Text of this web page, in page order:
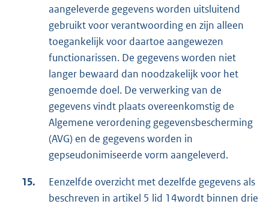
aangeleverde gegevens worden uitsluitend
gebruikt voor verantwoording en zijn alleen
toegankelijk voor daartoe aangewezen
functionarissen. De gegevens worden niet
langer bewaard dan noodzakelijk voor het
genoemde doel. De verwerking van de
gegevens vindt plaats overeenkomstig de
Algemene verordening gegevensbescherming
(AVG) en de gegevens worden in
gepseudonimiseerde vorm aangeleverd.
15.
Eenzelfde overzicht met dezelfde gegevens als
beschreven in artikel 5 lid 14wordt binnen drie